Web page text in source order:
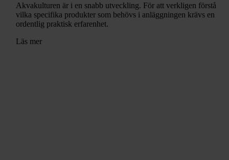
Akvakulturen är i en snabb utveckling. För att verkligen förstå
vilka specifika produkter som behövs i anläggningen krävs en
ordentlig praktisk erfarenhet.
Läs mer